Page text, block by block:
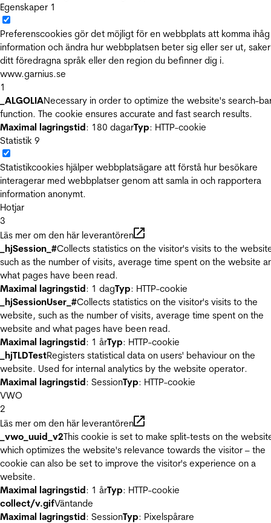
Egenskaper 1
Preferenscookies gör det möjligt för en webbplats att komma ihåg
information och ändra hur webbplatsen beter sig eller ser ut,
ditt föredragna språk eller den region du befinner dig i.
www.garnius.se
1
_ALGOLIANecessary in order to optimize the website's search-
function. The cookie ensures accurate and fast search results.
Maximal lagringstid: 180 dagarTyp: HTTP-cookie
Statistik 9
Statistikcookies hjälper webbplatsägare att förstå hur besökare
interagerar med webbplatser genom att samla in och rapportera
information anonymt.
Hotjar
3
Läs mer om den här leverantören
_hjSession_#Collects statistics on the visitor's visits to the
such as the number of visits, average time spent on the website
what pages have been read.
Maximal lagringstid: 1 dagTyp: HTTP-cookie
_hjSessionUser_#Collects statistics on the visitor's visits to the
website, such as the number of visits, average time spent on the
website and what pages have been read.
Maximal lagringstid: 1 årTyp: HTTP-cookie
_hjTLDTestRegisters statistical data on users' behaviour on the
website. Used for internal analytics by the website operator.
Maximal lagringstid: SessionTyp: HTTP-cookie
VWO
2
Läs mer om den här leverantören
_vwo_uuid_v2This cookie is set to make split-tests on the
which optimizes the website's relevance towards the visitor – the
cookie can also be set to improve the visitor's experience on a
website.
Maximal lagringstid: 1 årTyp: HTTP-cookie
collect/v.gifVäntande
Maximal lagringstid: SessionTyp: Pixelspårare